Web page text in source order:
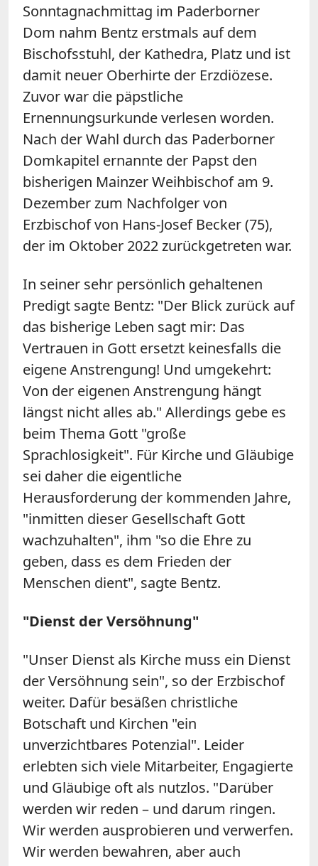
Sonntagnachmittag im Paderborner
Dom nahm Bentz erstmals auf dem
Bischofsstuhl, der Kathedra, Platz und ist
damit neuer Oberhirte der Erzdiözese.
Zuvor war die päpstliche
Ernennungsurkunde verlesen worden.
Nach der Wahl durch das Paderborner
Domkapitel ernannte der Papst den
bisherigen Mainzer Weihbischof am 9.
Dezember zum Nachfolger von
Erzbischof von Hans-Josef Becker (75),
der im Oktober 2022 zurückgetreten war.
In seiner sehr persönlich gehaltenen
Predigt sagte Bentz: "Der Blick zurück auf
das bisherige Leben sagt mir: Das
Vertrauen in Gott ersetzt keinesfalls die
eigene Anstrengung! Und umgekehrt:
Von der eigenen Anstrengung hängt
längst nicht alles ab." Allerdings gebe es
beim Thema Gott "große
Sprachlosigkeit". Für Kirche und Gläubige
sei daher die eigentliche
Herausforderung der kommenden Jahre,
"inmitten dieser Gesellschaft Gott
wachzuhalten", ihm "so die Ehre zu
geben, dass es dem Frieden der
Menschen dient", sagte Bentz.
"Dienst der Versöhnung"
"Unser Dienst als Kirche muss ein Dienst
der Versöhnung sein", so der Erzbischof
weiter. Dafür besäßen christliche
Botschaft und Kirchen "ein
unverzichtbares Potenzial". Leider
erlebten sich viele Mitarbeiter, Engagierte
und Gläubige oft als nutzlos. "Darüber
werden wir reden – und darum ringen.
Wir werden ausprobieren und verwerfen.
Wir werden bewahren, aber auch